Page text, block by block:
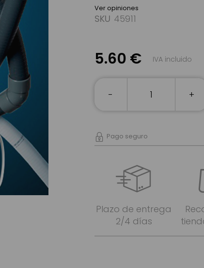
Ver opiniones
SKU 45911
5.60 € IVA incluido
- +
Pago seguro
Plazo de entrega
2/4 días